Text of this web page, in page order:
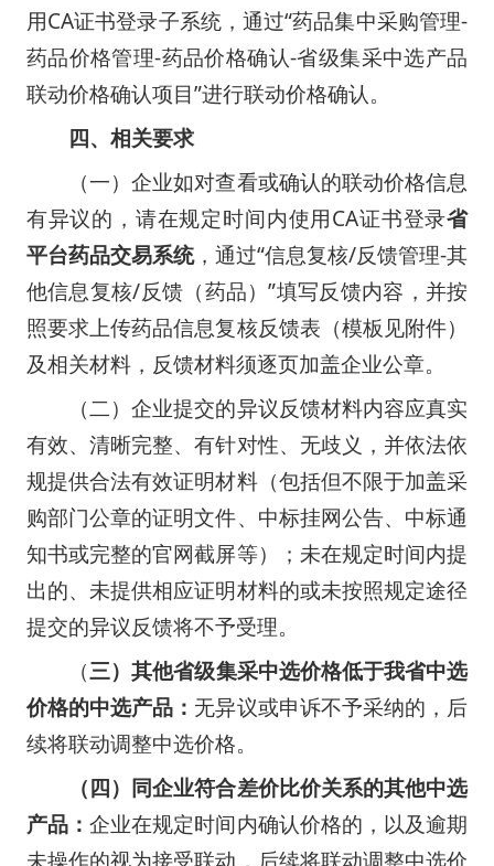
用CA证书登录子系统，通过“药品集中采购管理-
药品价格管理-药品价格确认-省级集采中选产品
联动价格确认项目”进行联动价格确认。
四、相关要求
（一）企业如对查看或确认的联动价格信息
有异议的，请在规定时间内使用CA证书登录省
平台药品交易系统，通过“信息复核/反馈管理-其
他信息复核/反馈（药品）”填写反馈内容，并按
照要求上传药品信息复核反馈表（模板见附件）
及相关材料，反馈材料须逐页加盖企业公章。
（二）企业提交的异议反馈材料内容应真实
有效、清晰完整、有针对性、无歧义，并依法依
规提供合法有效证明材料（包括但不限于加盖采
购部门公章的证明文件、中标挂网公告、中标通
知书或完整的官网截屏等）；未在规定时间内提
出的、未提供相应证明材料的或未按照规定途径
提交的异议反馈将不予受理。
（三）其他省级集采中选价格低于我省中选
价格的中选产品： 无异议或申诉不予采纳的，后
续将联动调整中选价格。
（四）同企业符合差价比价关系的其他中选
产品：企业在规定时间内确认价格的，以及逾期